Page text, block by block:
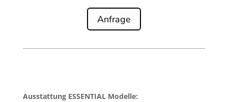
Anfrage
Ausstattung ESSENTIAL Modelle: